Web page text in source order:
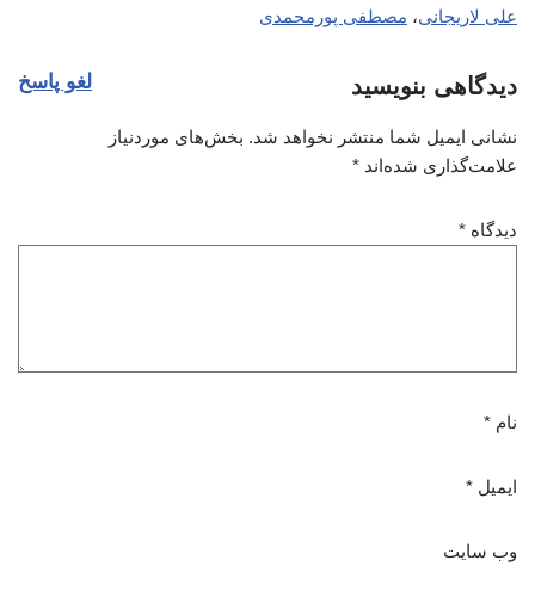
علی لاریجانی، مصطفی پورمحمدی
دیدگاهی بنویسید لغو پاسخ
نشانی ایمیل شما منتشر نخواهد شد. بخش‌های موردنیاز
علامت‌گذاری شده‌اند *
دیدگاه *
نام *
ایمیل *
وب‌ سایت